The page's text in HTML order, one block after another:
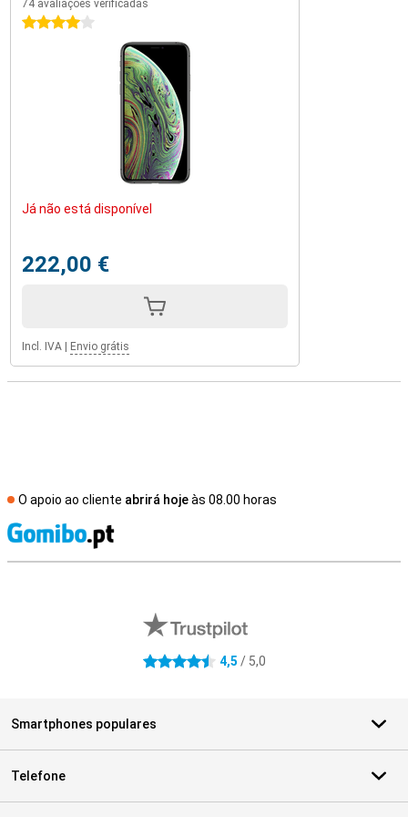
74 avaliações verificadas
4 estrelas
Já não está disponível
222,00 €
Incl. IVA | Envio grátis
O apoio ao cliente abrirá hojeàs 08.00 horas
4.5 estrelas 4,5 / 5,0
Smartphones populares
Telefone